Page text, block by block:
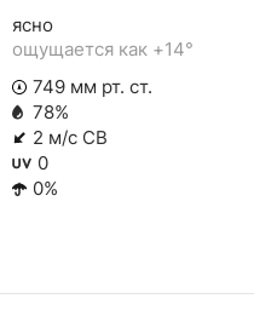
ясно
ощущается как +14°
749 мм рт. ст.
78%
2 м/с СВ
0
0%